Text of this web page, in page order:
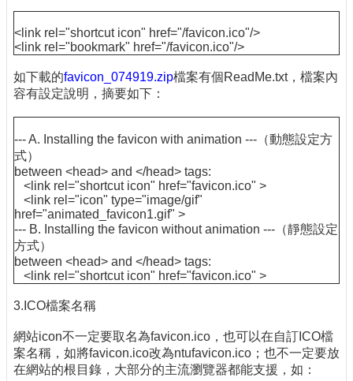
<link rel="shortcut icon" href="/favicon.ico"/>
<link rel="bookmark" href="/favicon.ico"/>
如下載的favicon_074919.zip檔案有個ReadMe.txt，檔案內
容有設定說明，摘要如下：
--- A. Installing the favicon with animation ---（動態設定方
式）
between <head> and </head> tags:
<link rel="shortcut icon" href="favicon.ico" >
<link rel="icon" type="image/gif"
href="animated_favicon1.gif" >
--- B. Installing the favicon without animation ---（靜態設定
方式）
between <head> and </head> tags:
<link rel="shortcut icon" href="favicon.ico" >
3.ICO檔案名稱
網站icon不一定要取名為favicon.ico，也可以在自訂ICO檔
案名稱，如將favicon.ico改為ntufavicon.ico；也不一定要放
在網站的根目錄，大部分的主流瀏覽器都能支援，如：